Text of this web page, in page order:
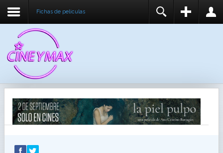
Fichas de peliculas
RECUÉRDEME
IDENTIFICARSE
REGISTER